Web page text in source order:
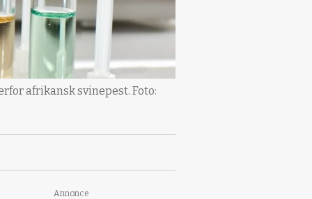
afrikansk svinepest. Foto:
Annonce